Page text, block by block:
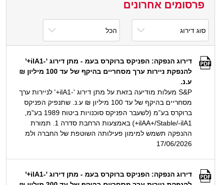
פרסומים אחרונים
דירוג הנפקה: הפניקס ברוקרס בעמ - מתן דירוג '-ilA1+'
להנפקת ניירות ערך מסחריים בהיקף של עד 100 מיליון ₪
ע.נ.
S&P מעלות מודיעה בזאת על מתן דירוג '-ilA1+' לניירות ערך
מסחריים בהיקף של עד 100 מיליון ₪ ע.נ. שתנפיק הפניקס
ברוקרס בע”מ (לשעבר הפניקס סוכנויות ביטוח 1989 בע"מ,
ilAA+/Stable/-ilA1+) באמצעות הרחבת סדרה 1. תמורת
ההנפקה תשמש למימון פעילותה השוטפת של החברה ולמ
17/06/2026
דירוג הנפקה: הפניקס ברוקרס בעמ - מתן דירוג '-ilA1+'